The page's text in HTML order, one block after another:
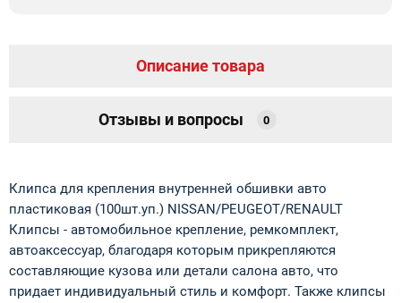
Описание товара
Отзывы и вопросы 0
Клипса для крепления внутренней обшивки авто
пластиковая (100шт.уп.) NISSAN/PEUGEOT/RENAULT
Клипсы - автомобильное крепление, ремкомплект,
автоаксессуар, благодаря которым прикрепляются
составляющие кузова или детали салона авто, что
придает индивидуальный стиль и комфорт. Также клипсы